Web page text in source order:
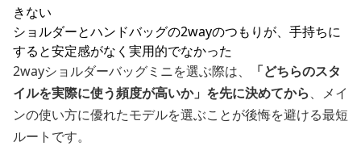
きない
ショルダーとハンドバッグの2wayのつもりが、手持ちに
すると安定感がなく実用的でなかった
2wayショルダーバッグミニを選ぶ際は、
「どちらのスタ
イルを実際に使う頻度が高いか」を先に決めてから、メイ
ンの使い方に優れたモデルを選ぶことが後悔を避ける最短
ルートです。